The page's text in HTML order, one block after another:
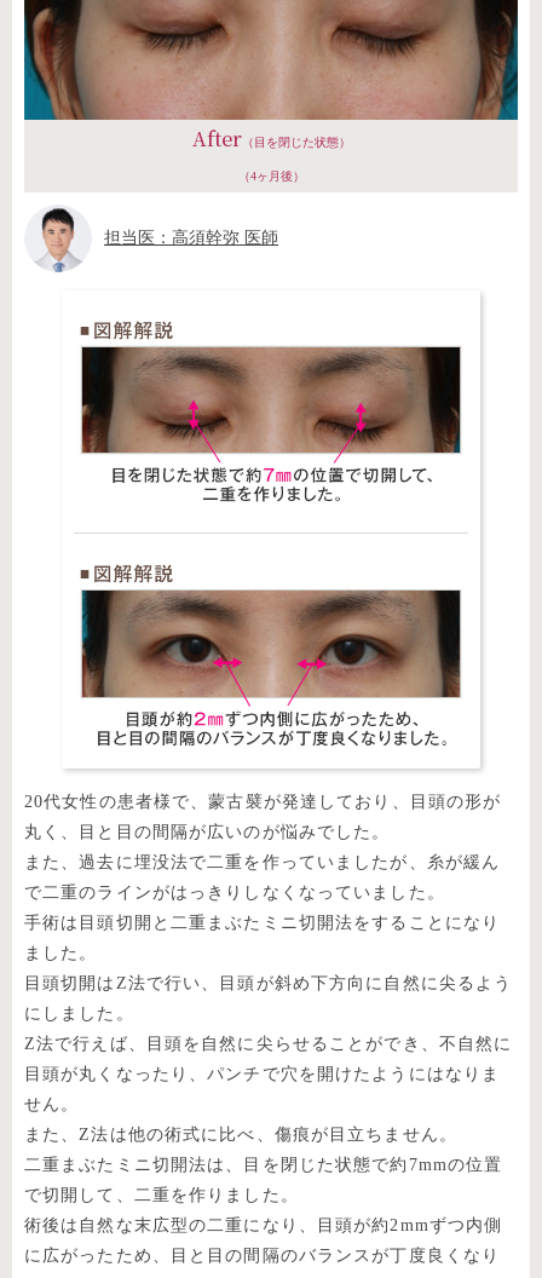
After（目を閉じた状態）
（4ヶ月後）
担当医：高須幹弥 医師
20代女性の患者様で、蒙古襞が発達しており、目頭の形が
丸く、目と目の間隔が広いのが悩みでした。
また、過去に埋没法で二重を作っていましたが、糸が緩ん
で二重のラインがはっきりしなくなっていました。
手術は目頭切開と二重まぶたミニ切開法をすることになり
ました。
目頭切開はZ法で行い、目頭が斜め下方向に自然に尖るよう
にしました。
Z法で行えば、目頭を自然に尖らせることができ、不自然に
目頭が丸くなったり、パンチで穴を開けたようにはなりま
せん。
また、Z法は他の術式に比べ、傷痕が目立ちません。
二重まぶたミニ切開法は、目を閉じた状態で約7mmの位置
で切開して、二重を作りました。
術後は自然な末広型の二重になり、目頭が約2mmずつ内側
に広がったため、目と目の間隔のバランスが丁度良くなり